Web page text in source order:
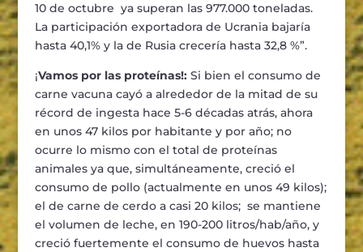
10 de octubre ya superan las 977.000 toneladas.
La participación exportadora de Ucrania bajaría
hasta 40,1% y la de Rusia crecería hasta 32,8 %”.
¡Vamos por las proteínas!: Si bien el consumo de
carne vacuna cayó a alrededor de la mitad de su
récord de ingesta hace 5-6 décadas atrás, ahora
en unos 47 kilos por habitante y por año; no
ocurre lo mismo con el total de proteínas
animales ya que, simultáneamente, creció el
consumo de pollo (actualmente en unos 49 kilos);
el de carne de cerdo a casi 20 kilos; se mantiene
el volumen de leche, en 190-200 litros/hab/año, y
creció fuertemente el consumo de huevos hasta